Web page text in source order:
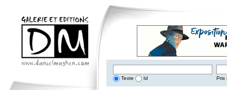
Texte Id Prix